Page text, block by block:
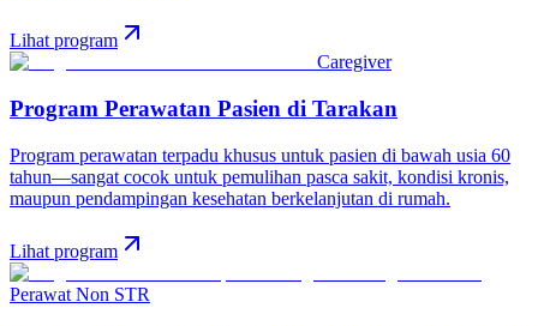
Lihat program
Caregiver
Program Perawatan Pasien di Tarakan
Program perawatan terpadu khusus untuk pasien di bawah usia 60
tahun—sangat cocok untuk pemulihan pasca sakit, kondisi kronis,
maupun pendampingan kesehatan berkelanjutan di rumah.
Lihat program
Perawat Non STR